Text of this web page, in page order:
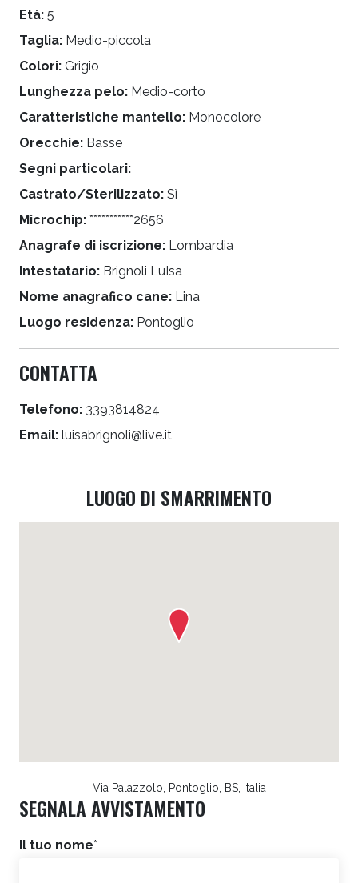
Età: 5
Taglia: Medio-piccola
Colori: Grigio
Lunghezza pelo: Medio-corto
Caratteristiche mantello: Monocolore
Orecchie: Basse
Segni particolari:
Castrato/Sterilizzato: Sì
Microchip: ***********2656
Anagrafe di iscrizione: Lombardia
Intestatario: Brignoli LuIsa
Nome anagrafico cane: Lina
Luogo residenza: Pontoglio
CONTATTA
Telefono: 3393814824
Email: luisabrignoli@live.it
LUOGO DI SMARRIMENTO
Via Palazzolo, Pontoglio, BS, Italia
SEGNALA AVVISTAMENTO
Il tuo nome*